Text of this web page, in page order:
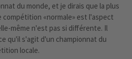
du monde, et je dirais que la plus
«normale» est l'aspect
même n'est pas si différente. Il
qu'il s'agit d'un championnat du
locale.